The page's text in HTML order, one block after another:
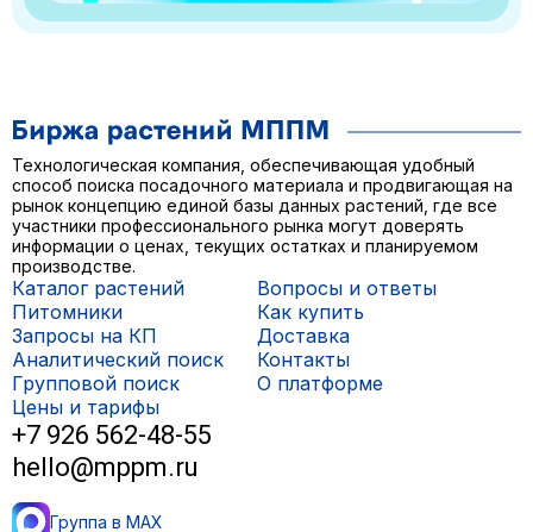
Технологическая компания, обеспечивающая удобный
способ поиска посадочного материала и продвигающая на
рынок концепцию единой базы данных растений, где все
участники профессионального рынка могут доверять
информации о ценах, текущих остатках и планируемом
производстве.
Каталог растений
Питомники
Запросы на КП
Аналитический поиск
Групповой поиск
Цены и тарифы
Вопросы и ответы
Как купить
Доставка
Контакты
О платформе
+7 926 562-48-55
hello@mppm.ru
Группа в MAX